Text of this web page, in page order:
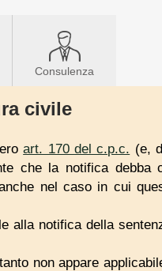
Consulenza
civile
art. 170 del c.p.c. (e,
che la notifica debba
nel caso in cui
alla notifica della
non appare